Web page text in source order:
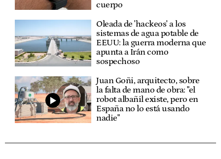
cuerpo
Oleada de 'hackeos' a los
sistemas de agua potable de
EEUU: la guerra moderna que
apunta a Irán como
sospechoso
Juan Goñi, arquitecto, sobre
la falta de mano de obra: "el
robot albañil existe, pero en
España no lo está usando
nadie"